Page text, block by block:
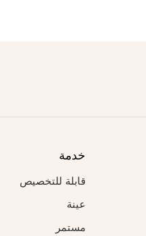
خدمة
قابلة للتخصيص
عينة
مستمر